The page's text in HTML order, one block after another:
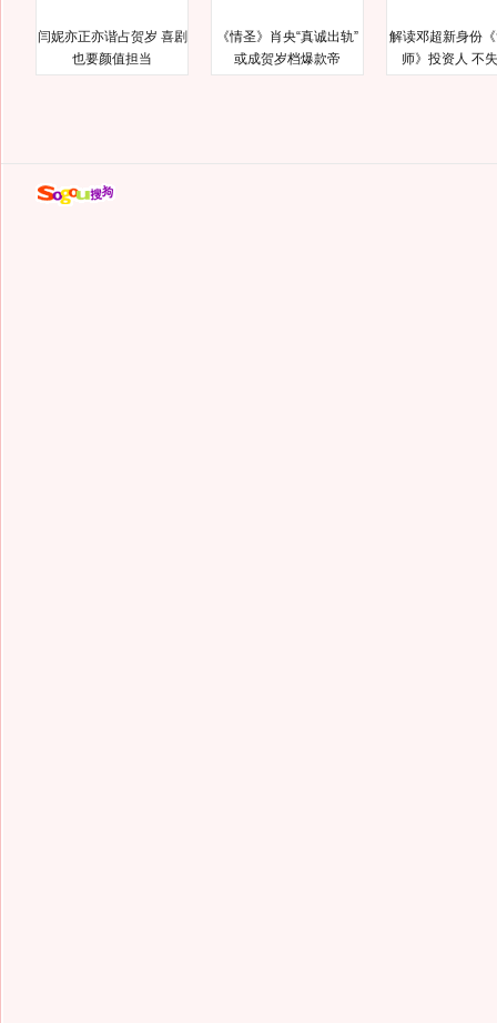
闫妮亦正亦谐占贺岁 喜剧
也要颜值担当
《情圣》肖央“真诚出轨”
或成贺岁档爆款帝
解读邓超新身份
师》投资人 不